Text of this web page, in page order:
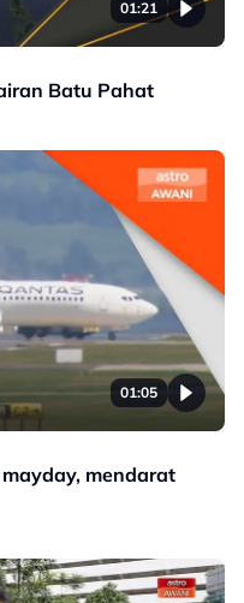
01:21
Batu Pahat
01:05
mendarat